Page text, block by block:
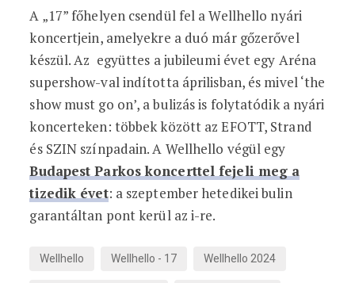
A „17” főhelyen csendül fel a Wellhello nyári
koncertjein, amelyekre a duó már gőzerővel
készül. Az együttes a jubileumi évet egy Aréna
supershow-val indította áprilisban, és mivel ‘the
show must go on’, a bulizás is folytatódik a nyári
koncerteken: többek között az EFOTT, Strand
és SZIN színpadain. A Wellhello végül egy
Budapest Parkos koncerttel fejeli meg a
tizedik évet: a szeptember hetedikei bulin
garantáltan pont kerül az i-re.
Wellhello Wellhello - 17
Wellhello 2024